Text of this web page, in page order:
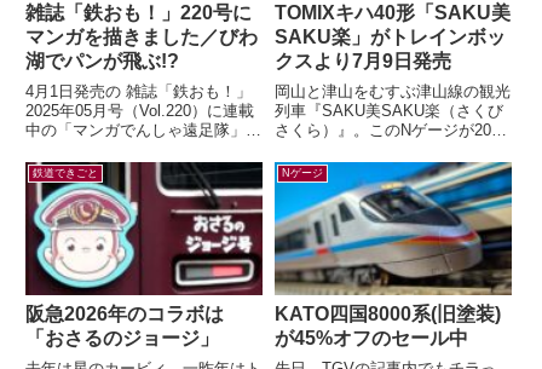
雑誌「鉄おも！」220号に
マンガを描きました／びわ
湖でパンが飛ぶ!?
4月1日発売の 雑誌「鉄おも！」
2025年05月号（Vol.220）に連載
中の「マンガでんしゃ遠足隊」最
湖のしっぽでパンが飛んだ！...
TOMIXキハ40形「SAKU美
SAKU楽」がトレインボッ
クスより7月9日発売
岡山と津山をむすぶ津山線の観光
列車『SAKU美SAKU楽（さくび
さくら）』。このNゲージが2026
ックスにて限定販売されます...
鉄道できごと
阪急2026年のコラボは
「おさるのジョージ」
Nゲージ
KATO四国8000系(旧塗装)
が45%オフのセール中